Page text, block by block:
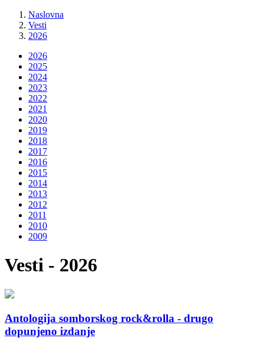
Naslovna
Vesti
2026
2026
2025
2024
2023
2022
2021
2020
2019
2018
2017
2016
2015
2014
2013
2012
2011
2010
2009
Vesti - 2026
Antologija somborskog rock&rolla - drugo
dopunjeno izdanje